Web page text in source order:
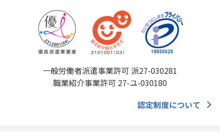
一般労働者派遣事業許可 派27-030281
職業紹介事業許可 27-ユ-030180
認定制度について